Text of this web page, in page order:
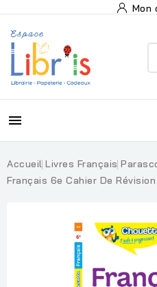
Mon

Accueil Livres Français
Français 6e Cahier De